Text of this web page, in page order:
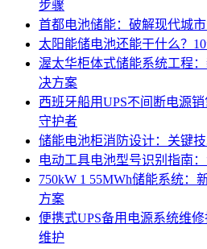
步骤
首都电池储能：破解现代城
太阳能储电池还能干什么？
渥太华柜体式储能系统工程
决方案
西班牙船用UPS不间断电源
守护者
储能电池柜消防设计：关键
电动工具电池型号识别指南
750kW 1 55MWh储能系统：
方案
便携式UPS备用电源系统维
维护